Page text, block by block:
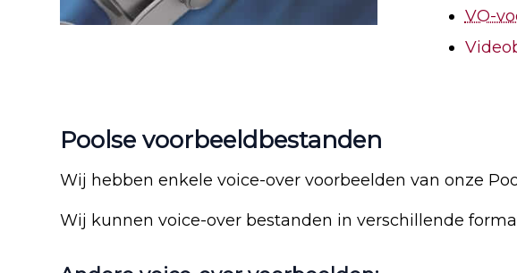
VO-
Poolse voorbeeldbestanden
Wij hebben enkele voice-over voorbeelden van onze
Wij kunnen voice-over bestanden in verschillende